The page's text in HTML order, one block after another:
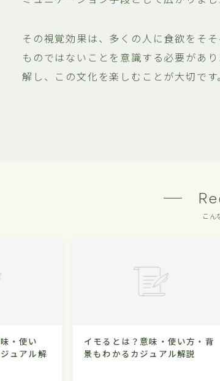
その視覚効果は、多くの人に食欲をそ
ものではないことを意識する必要があ
解し、この文化を楽しむことが大切です
こん
・使い
ュアル解
イモるとは？意味・使い方・背
景もわかるカジュアル解説